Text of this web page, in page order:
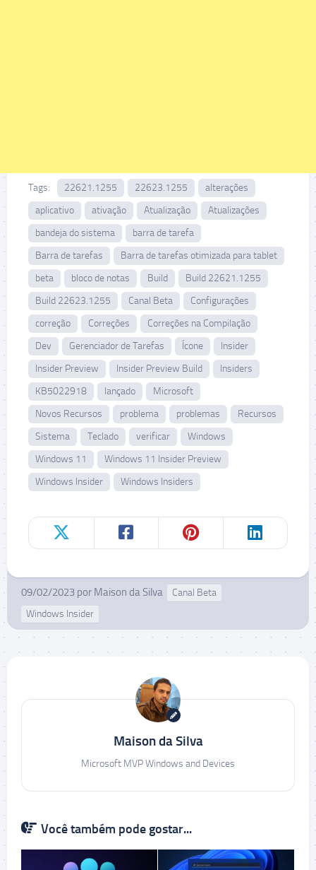
Tags: 22621.1255 22623.1255
alterações
aplicativo
ativação Atualização
Atualizações
bandeja do sistema
barra de tarefa
Barra de tarefas
Barra de tarefas otimizada para tablet
beta
bloco de notas Build
Build 22621.1255
Build 22623.1255
Canal Beta
Configurações
correção
Correções
Correções na Compilação
Dev
Gerenciador de Tarefas Ícone
Insider
Insider Preview
Insider Preview Build
Insiders
KB5022918
lançado
Microsoft
Novos Recursos
problema problemas
Recursos
Sistema
Teclado verificar
Windows
Windows 11
Windows 11 Insider Preview
Windows Insider
Windows Insiders
09/02/2023 por Maison da Silva
Canal Beta
Windows Insider
Maison da Silva
Microsoft MVP Windows and Devices
Você também pode gostar...